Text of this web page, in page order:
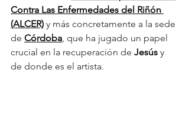
Contra Las Enfermedades del Riñón
(ALCER) y más concretamente a la sede
de Córdoba, que ha jugado un papel
crucial en la recuperación de Jesús y
de donde es el artista.